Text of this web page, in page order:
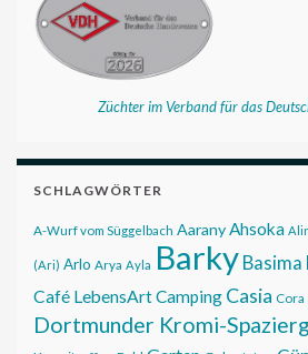
Züchter im Verband für das
SCHLAGWÖRTER
A-Wurf vom Süggelbach AaranyAhsoka
(Ari) Arlo Arya Ayla BarkyBasima
Café LebensArtCamping Casia Cora
Dortmunder Kromi-